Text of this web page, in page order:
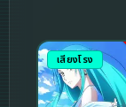
เสียงโรง